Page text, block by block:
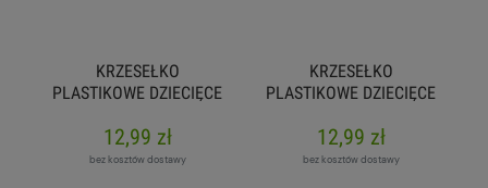
KRZESEŁKO
PLASTIKOWE DZIECIĘCE
12,99 zł
bez kosztów dostawy
KRZESEŁKO
PLASTIKOWE DZIECIĘCE
RÓŻOWY/FUKSJA
12,99 zł
bez kosztów dostawy